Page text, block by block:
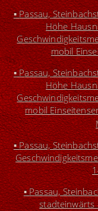
▪Passau,
Höhe
mobil
▪Passau,
Höhe
mobil
▪Passau,
▪Passau,
stadteinwärts